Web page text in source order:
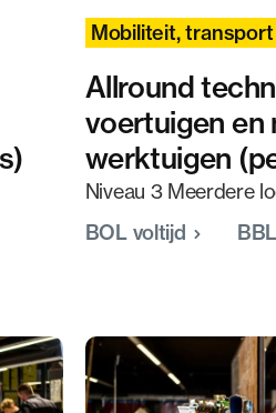
Allround
voertuigen en
werktuigen
Mobiliteit,
Niveau 3 Meerdere
BOL voltijd